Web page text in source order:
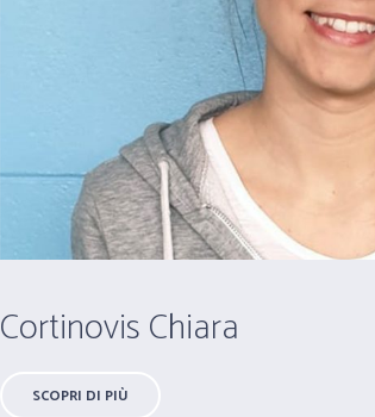
Cortinovis Chiara
SCOPRI DI PIÙ